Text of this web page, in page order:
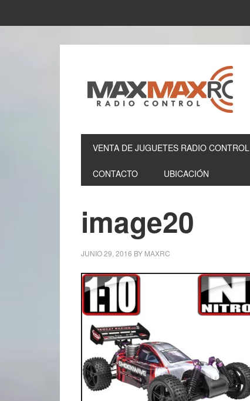
VENTA DE JUGUETES RADIO CONTROL
CONTACTO UBICACIÓN
image20
JUNIO 29, 2016 BY MAXRC